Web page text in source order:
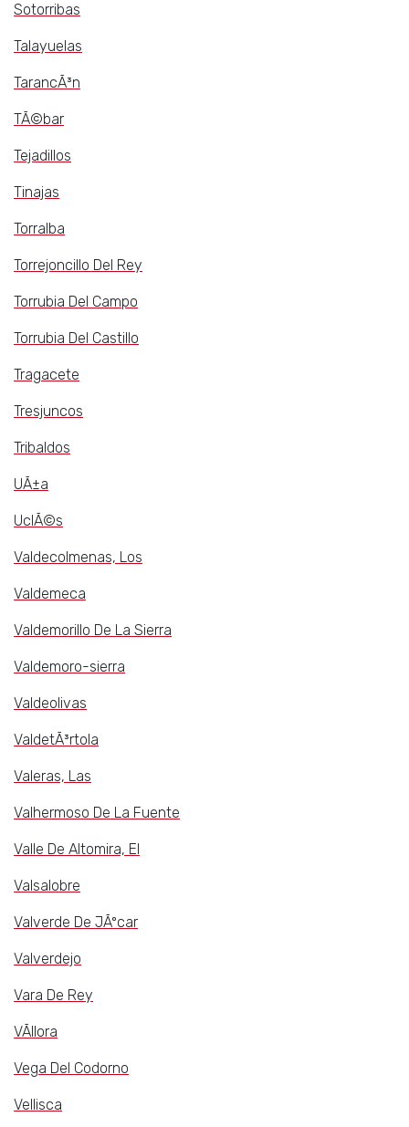
Sotorribas
Talayuelas
TarancÃ³n
TÃ©bar
Tejadillos
Tinajas
Torralba
Torrejoncillo Del Rey
Torrubia Del Campo
Torrubia Del Castillo
Tragacete
Tresjuncos
Tribaldos
UÃ±a
UclÃ©s
Valdecolmenas, Los
Valdemeca
Valdemorillo De La Sierra
Valdemoro-sierra
Valdeolivas
ValdetÃ³rtola
Valeras, Las
Valhermoso De La Fuente
Valle De Altomira, El
Valsalobre
Valverde De JÃºcar
Valverdejo
Vara De Rey
VÃ­llora
Vega Del Codorno
Vellisca